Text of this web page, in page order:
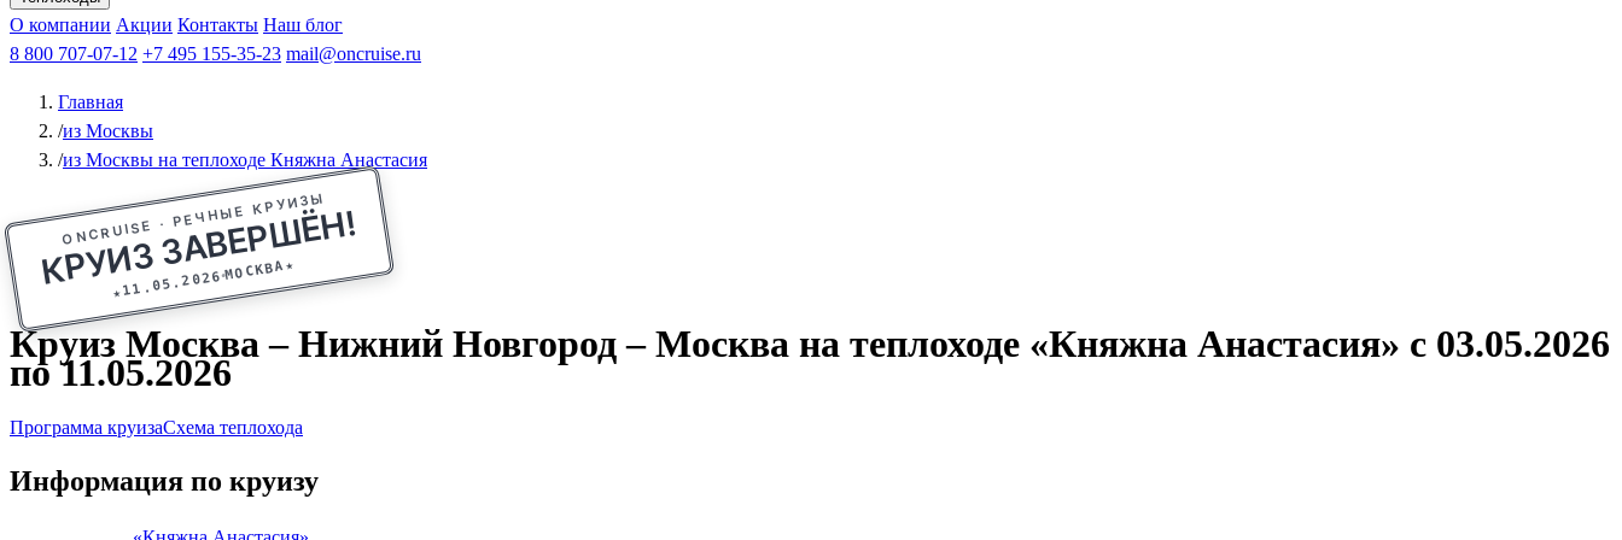
Афанасий Никитин Октябрьская революция
О компании Акции Контакты Наш блог
8 800 707-07-12 +7 495 155-35-23 mail@oncruise.ru
Главная
/из Москвы
/из Москвы на теплоходе Княжна Анастасия
ONCRUISE · РЕЧНЫЕ КРУИЗЫ
КРУИЗ ЗАВЕРШЁН!
★11.05.2026МОСКВА★
Круиз Москва – Нижний Новгород – Москва на теплоходе «Княжна Анастасия» с 03.05.2026
по 11.05.2026
Программа круизаСхема теплохода
Информация по круизу